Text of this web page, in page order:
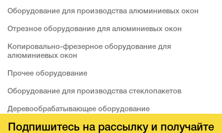
Оборудование для производства алюминиевых окон
Отрезное оборудование для алюминиевых окон
Копировально-фрезерное оборудование для
алюминиевых окон
Прочее оборудование
Оборудование для производства стеклопакетов
Деревообрабатывающее оборудование
Подпишитесь на рассылку и получайте